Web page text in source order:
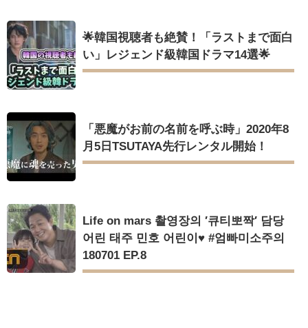
🌟韓国視聴者も絶賛！「ラストまで面白
い」レジェンド級韓国ドラマ14選🌟
「悪魔がお前の名前を呼ぶ時」2020年8
月5日TSUTAYA先行レンタル開始！
Life on mars 촬영장의 ′큐티뽀짝′ 담당
어린 태주 민호 어린이♥ #엄빠미소주의
180701 EP.8